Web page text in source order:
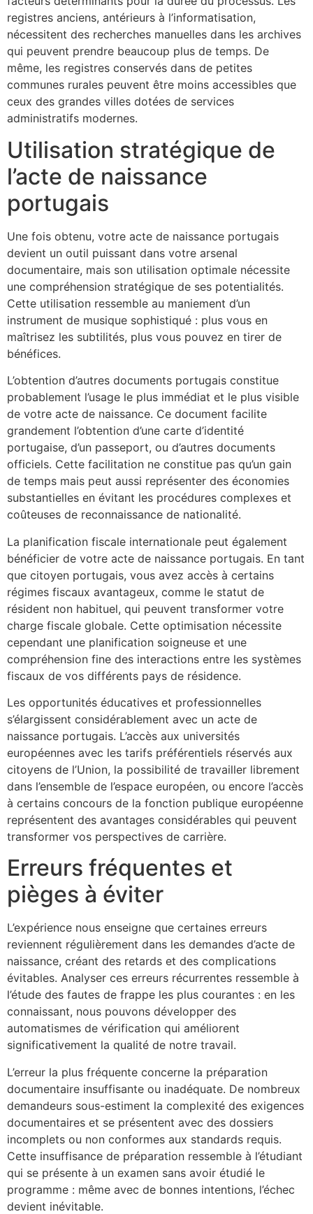
registres anciens, antérieurs à l’informatisation,
nécessitent des recherches manuelles dans les archives
qui peuvent prendre beaucoup plus de temps. De
même, les registres conservés dans de petites
communes rurales peuvent être moins accessibles que
ceux des grandes villes dotées de services
administratifs modernes.
Utilisation stratégique de
l’acte de naissance
portugais
Une fois obtenu, votre acte de naissance portugais
devient un outil puissant dans votre arsenal
documentaire, mais son utilisation optimale nécessite
une compréhension stratégique de ses potentialités.
Cette utilisation ressemble au maniement d’un
instrument de musique sophistiqué : plus vous en
maîtrisez les subtilités, plus vous pouvez en tirer de
bénéfices.
L’obtention d’autres documents portugais constitue
probablement l’usage le plus immédiat et le plus visible
de votre acte de naissance. Ce document facilite
grandement l’obtention d’une carte d’identité
portugaise, d’un passeport, ou d’autres documents
officiels. Cette facilitation ne constitue pas qu’un gain
de temps mais peut aussi représenter des économies
substantielles en évitant les procédures complexes et
coûteuses de reconnaissance de nationalité.
La planification fiscale internationale peut également
bénéficier de votre acte de naissance portugais. En tant
que citoyen portugais, vous avez accès à certains
régimes fiscaux avantageux, comme le statut de
résident non habituel, qui peuvent transformer votre
charge fiscale globale. Cette optimisation nécessite
cependant une planification soigneuse et une
compréhension fine des interactions entre les systèmes
fiscaux de vos différents pays de résidence.
Les opportunités éducatives et professionnelles
s’élargissent considérablement avec un acte de
naissance portugais. L’accès aux universités
européennes avec les tarifs préférentiels réservés aux
citoyens de l’Union, la possibilité de travailler librement
dans l’ensemble de l’espace européen, ou encore l’accès
à certains concours de la fonction publique européenne
représentent des avantages considérables qui peuvent
transformer vos perspectives de carrière.
Erreurs fréquentes et
pièges à éviter
L’expérience nous enseigne que certaines erreurs
reviennent régulièrement dans les demandes d’acte de
naissance, créant des retards et des complications
évitables. Analyser ces erreurs récurrentes ressemble à
l’étude des fautes de frappe les plus courantes : en les
connaissant, nous pouvons développer des
automatismes de vérification qui améliorent
significativement la qualité de notre travail.
L’erreur la plus fréquente concerne la préparation
documentaire insuffisante ou inadéquate. De nombreux
demandeurs sous-estiment la complexité des exigences
documentaires et se présentent avec des dossiers
incomplets ou non conformes aux standards requis.
Cette insuffisance de préparation ressemble à l’étudiant
qui se présente à un examen sans avoir étudié le
programme : même avec de bonnes intentions, l’échec
devient inévitable.